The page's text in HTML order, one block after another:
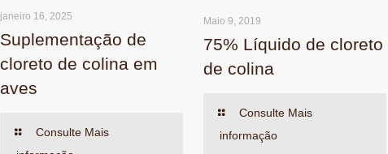
janeiro 16, 2025
Suplementação de
cloreto de colina em
aves
Consulte Mais
Maio 9, 2019
75% Líquido de cloreto
de colina
Consulte Mais
informação